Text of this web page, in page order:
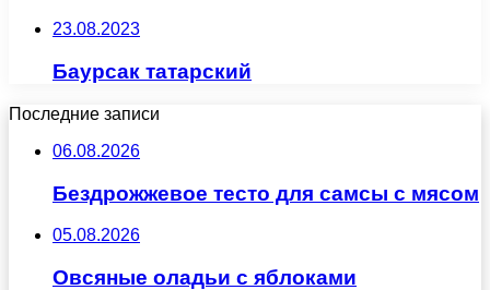
23.08.2023
Баурсак татарский
Последние записи
06.08.2026
Бездрожжевое тесто для самсы с мясом
05.08.2026
Овсяные оладьи с яблоками